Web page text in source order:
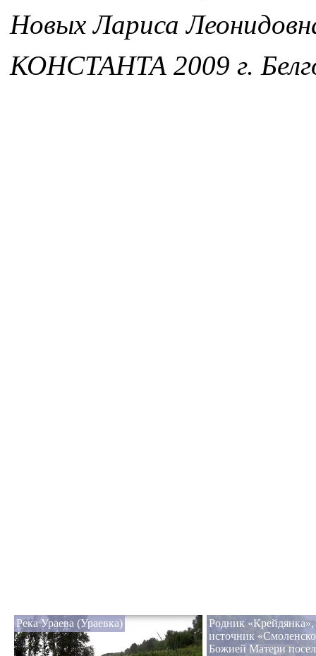
Новых Лариса
КОНСТАНТА 2009 г.
Река Ураева (Ураевка)
Родник «Крейдянка»,
источник
Божией Матери